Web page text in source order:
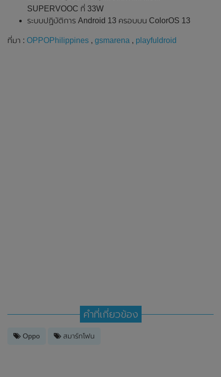
SUPERVOOC ที่ 33W
ระบบปฏิบัติการ Android 13 ครอบบน ColorOS 13
ที่มา : OPPOPhilippines , gsmarena , playfuldroid
คำที่เกี่ยวข้อง
Oppo สมาร์ทโฟน